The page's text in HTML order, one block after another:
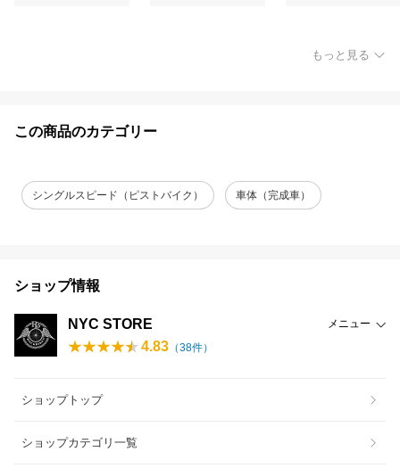
もっと見る
この商品のカテゴリー
シングルスピード（ピストバイク） 車体（完成車）
ショップ情報
NYC STORE メニュー
4.83 （38件）
ショップトップ
ショップカテゴリ一覧